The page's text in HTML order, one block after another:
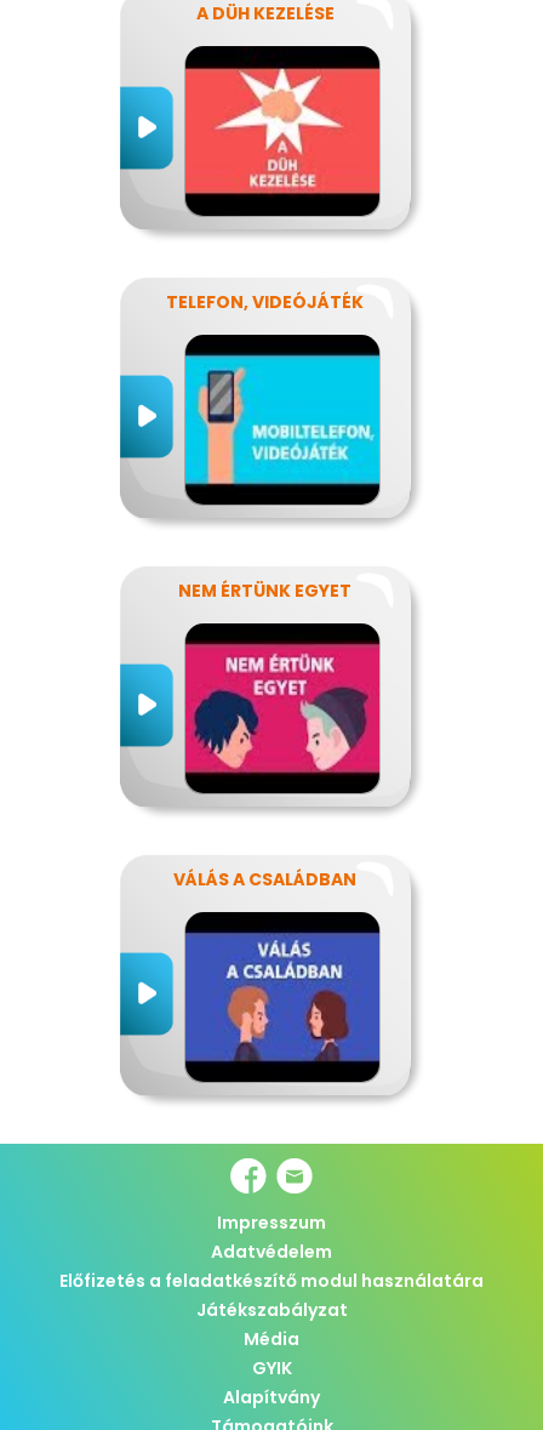
A DÜH KEZELÉSE
TELEFON, VIDEÓJÁTÉK
NEM ÉRTÜNK EGYET
VÁLÁS A CSALÁDBAN
Impresszum
Adatvédelem
Előfizetés a feladatkészítő modul használatára
Játékszabályzat
Média
GYIK
Alapítvány